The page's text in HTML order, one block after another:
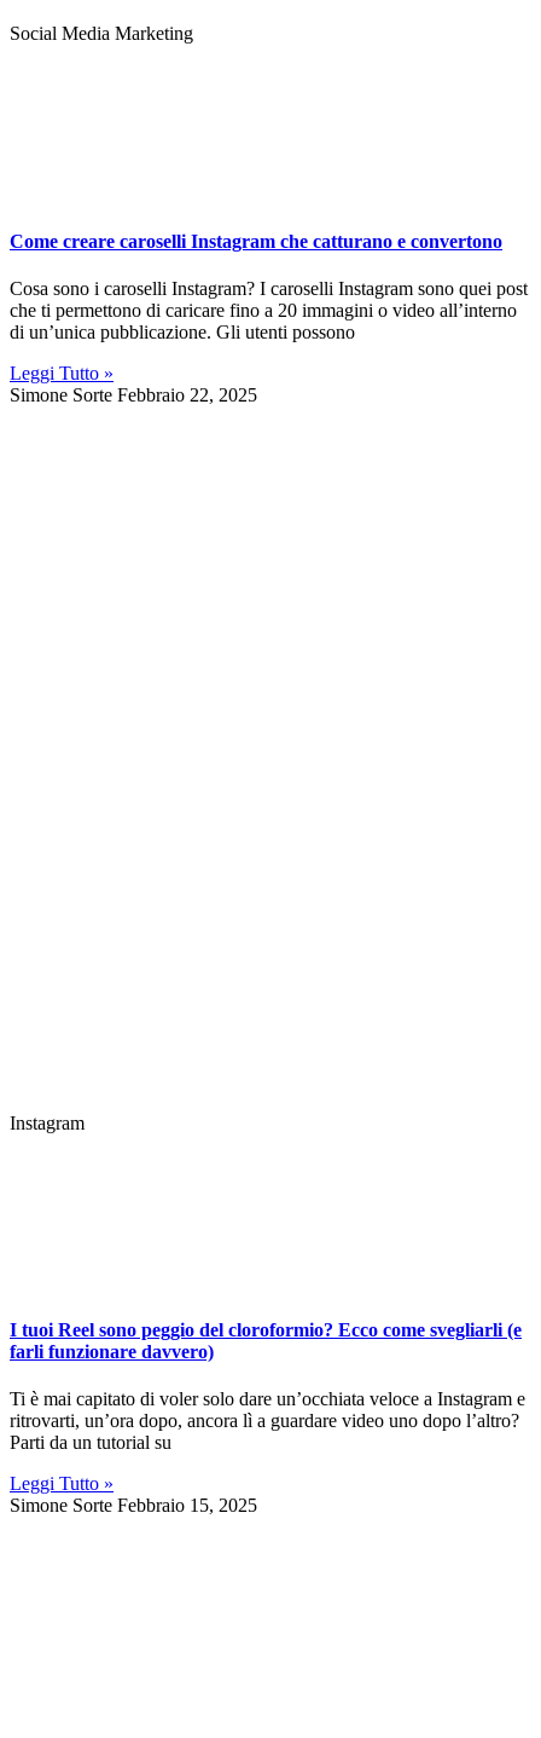
Social Media Marketing
Come creare caroselli Instagram che catturano e convertono
Cosa sono i caroselli Instagram? I caroselli Instagram sono quei post
che ti permettono di caricare fino a 20 immagini o video all’interno
di un’unica pubblicazione. Gli utenti possono
Leggi Tutto »
Simone Sorte Febbraio 22, 2025
Instagram
I tuoi Reel sono peggio del cloroformio? Ecco come svegliarli (e
farli funzionare davvero)
Ti è mai capitato di voler solo dare un’occhiata veloce a Instagram e
ritrovarti, un’ora dopo, ancora lì a guardare video uno dopo l’altro?
Parti da un tutorial su
Leggi Tutto »
Simone Sorte Febbraio 15, 2025